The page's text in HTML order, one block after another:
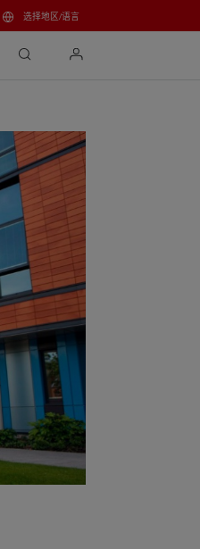
选择地区/语言